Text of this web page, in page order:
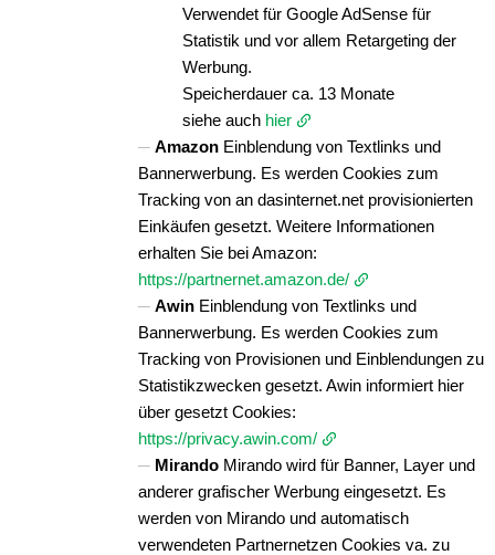
Verwendet für Google AdSense für
Statistik und vor allem Retargeting der
Werbung.
Speicherdauer ca. 13 Monate
siehe auch hier
Amazon Einblendung von Textlinks und
Bannerwerbung. Es werden Cookies zum
Tracking von an dasinternet.net provisionierten
Einkäufen gesetzt. Weitere Informationen
erhalten Sie bei Amazon:
https://partnernet.amazon.de/
Awin Einblendung von Textlinks und
Bannerwerbung. Es werden Cookies zum
Tracking von Provisionen und Einblendungen zu
Statistikzwecken gesetzt. Awin informiert hier
über gesetzt Cookies:
https://privacy.awin.com/
Mirando Mirando wird für Banner, Layer und
anderer grafischer Werbung eingesetzt. Es
werden von Mirando und automatisch
verwendeten Partnernetzen Cookies va. zu